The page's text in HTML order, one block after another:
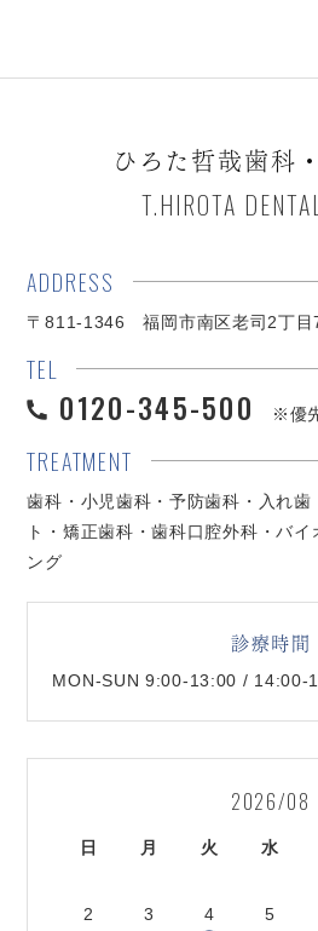
ひろた哲哉歯科
T.HIROTA
ADDRESS
〒811-1346 福岡市南区老司2丁目
TEL
0120-345-500 ※優
TREATMENT
歯科・小児歯科・予防歯科・入れ
ト・矯正歯科・歯科口腔外科・バ
ング
診療時間
MON-SUN 9:00-13:00 / 14:00-
2026/08
日 月 火 水
2
3 4 5